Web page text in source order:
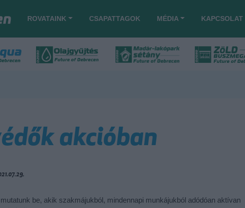
ROVATAINK CSAPATTAGOK MÉDIA KAPCSOLAT
akcióban
be, akik szakmájukból, mindennapi munkájukból adódóan aktívan